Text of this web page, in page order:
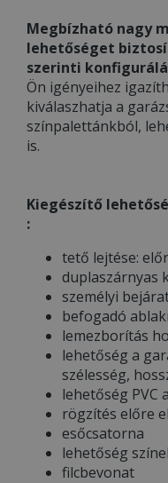
Megbízható nagy
lehetőséget
szerinti
Ön igényeihez
kiválaszhatja a
színpalettánkból,
is.
Kiegészítő
:
tető lejtése:
duplaszárnyas
személyi
befogadó
lemezborítás
lehetőség a
szélesség,
lehetőség PVC
rögzítés előre
esőcsatorna
lehetőség
filcbevonat